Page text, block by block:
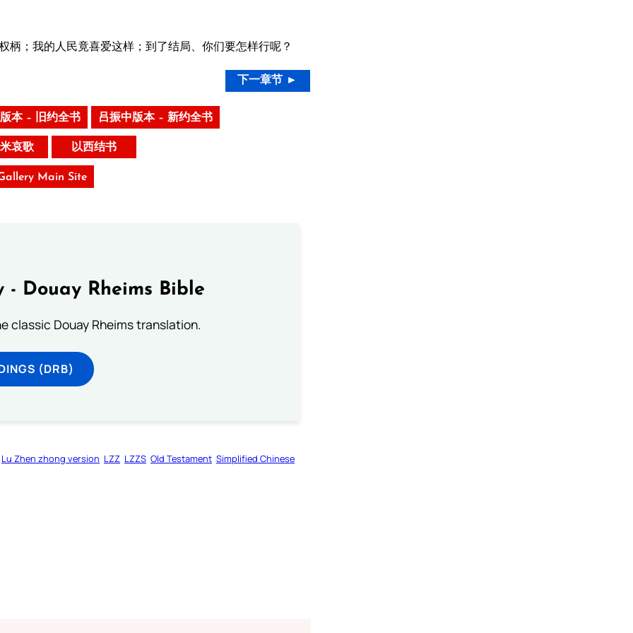
；我的人民竟喜爱这样；到了结局、你们要怎样行呢？
下一章节 ►
本 – 旧约全书 吕振中版本 – 新约全书
哀歌 以西结书
Main Site
- Douay Rheims Bible
classic Douay Rheims translation.
(DRB)
Lu Zhen zhong version LZZ LZZS Old Testament Simplified Chinese